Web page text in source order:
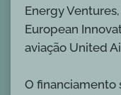
Energy
European
aviação United
O financiamento